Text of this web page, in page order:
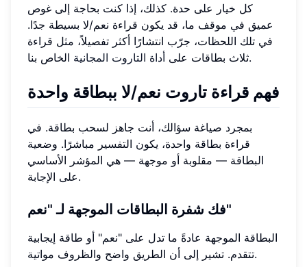
كل خيار على حدة. كذلك، إذا كنت بحاجة إلى غوص
عميق في موقف ما، قد يكون قراءة نعم/لا بسيطة جدًا.
في تلك اللحظات، جرّب انتشارًا أكثر تفصيلاً، مثل قراءة
ثلاث بطاقات على أداة التاروت المجانية الخاص بنا.
فهم قراءة تاروت نعم/لا ببطاقة واحدة
بمجرد صياغة سؤالك، أنت جاهز لسحب بطاقة. في
قراءة بطاقة واحدة، يكون التفسير مباشرًا. وضعية
البطاقة — مقلوبة أو موجهة — هي المؤشر الأساسي
على الإجابة.
فك شفرة البطاقات الموجهة لـ "نعم"
البطاقة الموجهة عادةً ما تدل على "نعم" أو طاقة إيجابية
تتقدم. تشير إلى أن الطريق واضح والظروف مواتية.